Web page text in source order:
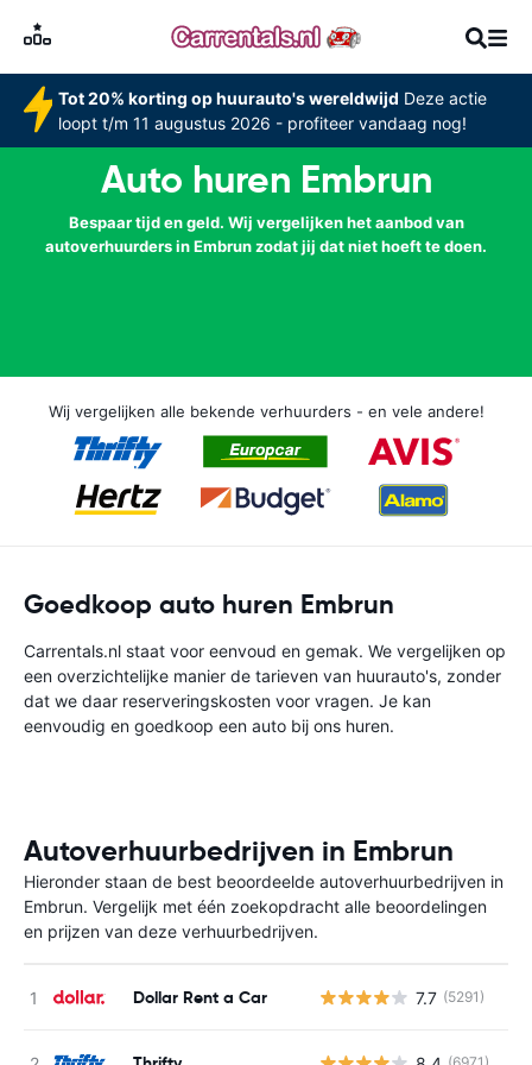
Tot 20% korting op huurauto's wereldwijd Deze actie
loopt t/m 11 augustus 2026 - profiteer vandaag nog!
Auto huren Embrun
Bespaar tijd en geld. Wij vergelijken het aanbod van
autoverhuurders in Embrun zodat jij dat niet hoeft te doen.
Wij vergelijken alle bekende verhuurders - en vele andere!
Goedkoop auto huren Embrun
Carrentals.nl staat voor eenvoud en gemak. We vergelijken op
een overzichtelijke manier de tarieven van huurauto's, zonder
dat we daar reserveringskosten voor vragen. Je kan
eenvoudig en goedkoop een auto bij ons huren.
Autoverhuurbedrijven in Embrun
Hieronder staan de best beoordeelde autoverhuurbedrijven in
Embrun. Vergelijk met één zoekopdracht alle beoordelingen
en prijzen van deze verhuurbedrijven.
Dollar Rent a Car 7.7 (5291)